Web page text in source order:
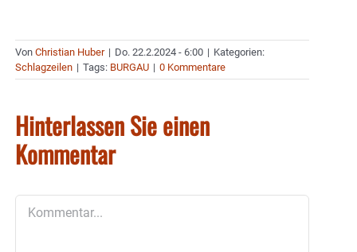
Von Christian Huber | Do. 22.2.2024 - 6:00 | Kategorien:
Schlagzeilen | Tags: BURGAU | 0 Kommentare
Hinterlassen Sie einen
Kommentar